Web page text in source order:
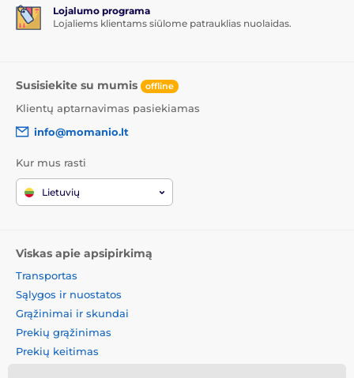
šoniniuose kraštuose. Aplink fotoaparatą yra rėmelis
su pakilusiais 0,4 mm kraštais. Taigi telefoną galite
Lojalumo programa
Lojaliems klientams siūlome patrauklias nuolaidas.
Susisiekite su mumis offline
Klientų aptarnavimas pasiekiamas
info@momanio.lt
Kur mus rasti
Lietuvių
Viskas apie apsipirkimą
Transportas
Sąlygos ir nuostatos
Grąžinimai ir skundai
Prekių grąžinimas
Prekių keitimas